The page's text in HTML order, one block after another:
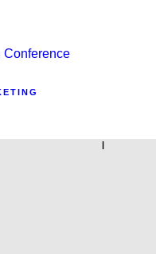
Conference
|